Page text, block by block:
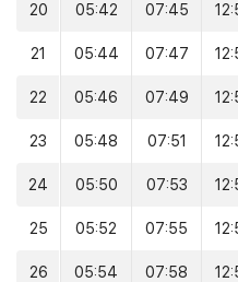
20 05:42 07:45
21 05:44 07:47
22 05:46 07:49
23 05:48 07:51
24 05:50 07:53
25 05:52 07:55
26 05:54 07:58